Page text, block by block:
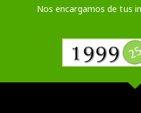
Nos encargamos de tus